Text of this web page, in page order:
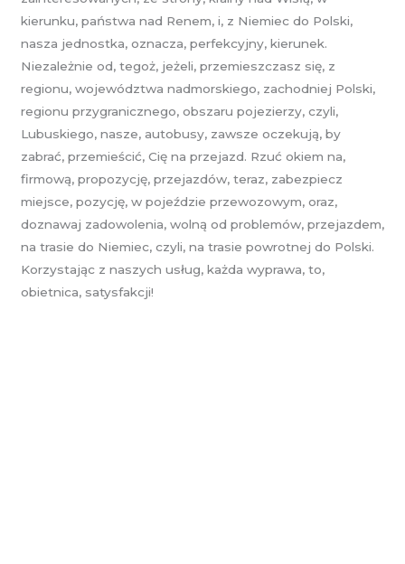
kierunku, państwa nad Renem, i, z Niemiec do Polski,
nasza jednostka, oznacza, perfekcyjny, kierunek.
Niezależnie od, tegoż, jeżeli, przemieszczasz się, z
regionu, województwa nadmorskiego, zachodniej Polski,
regionu przygranicznego, obszaru pojezierzy, czyli,
Lubuskiego, nasze, autobusy, zawsze oczekują, by
zabrać, przemieścić, Cię na przejazd. Rzuć okiem na,
firmową, propozycję, przejazdów, teraz, zabezpiecz
miejsce, pozycję, w pojeździe przewozowym, oraz,
doznawaj zadowolenia, wolną od problemów, przejazdem,
na trasie do Niemiec, czyli, na trasie powrotnej do Polski.
Korzystając z naszych usług, każda wyprawa, to,
obietnica, satysfakcji!